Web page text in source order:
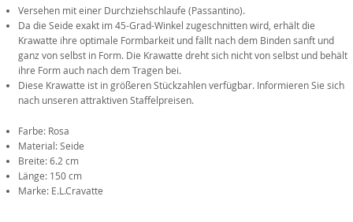
Versehen mit einer Durchziehschlaufe (Passantino).
Da die Seide exakt im 45-Grad-Winkel zugeschnitten wird, erhält die
Krawatte ihre optimale Formbarkeit und fällt nach dem Binden sanft und
ganz von selbst in Form. Die Krawatte dreht sich nicht von selbst und behält
ihre Form auch nach dem Tragen bei.
Diese Krawatte ist in größeren Stückzahlen verfügbar. Informieren Sie sich
nach unseren attraktiven Staffelpreisen.
Farbe: Rosa
Material: Seide
Breite: 6.2 cm
Länge: 150 cm
Marke: E.L.Cravatte